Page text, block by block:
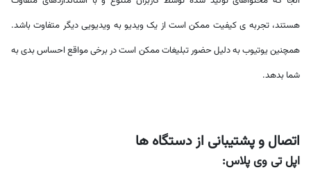
هستند، تجربه ی کیفیت ممکن است از یک ویدیو به ویدیویی دیگر متفاوت باشد.
همچنین یوتیوب به دلیل حضور تبلیغات ممکن است در برخی مواقع احساس بدی به
شما بدهد.
اتصال و پشتیبانی از دستگاه ها
اپل تی وی پلاس: